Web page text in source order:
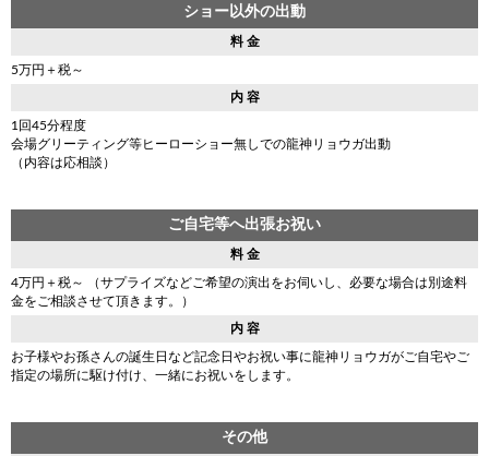
ショー以外の出動
料 金
5万円＋税～
内 容
1回45分程度
会場グリーティング等ヒーローショー無しでの龍神リョウガ出動
（内容は応相談）
ご自宅等へ出張お祝い
料 金
4万円＋税～ （サプライズなどご希望の演出をお伺いし、必要な場合は別途料
金をご相談させて頂きます。）
内 容
お子様やお孫さんの誕生日など記念日やお祝い事に龍神リョウガがご自宅やご
指定の場所に駆け付け、一緒にお祝いをします。
その他